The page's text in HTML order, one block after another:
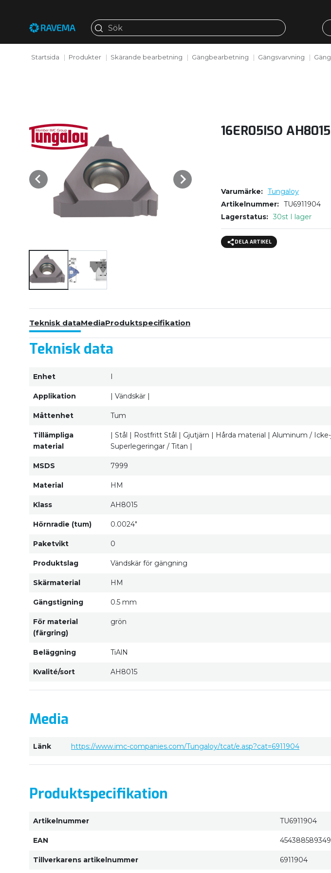
Startsida Produkter Skärande bearbetning Gängbearbetning Gängsvarvning
16ER05ISO AH8015
Varumärke
Tungaloy
Artikelnummer
TU6911904
Lagerstatus
30st I lager
DELA ARTIKEL
Teknisk dataMediaProduktspecifikation
Teknisk data
Enhet I
Applikation | Vändskär |
Måttenhet Tum
Tillämpliga
material
| Stål | Rostfritt Stål | Gjutjärn | Hårda material | Aluminum /
Superlegeringar / Titan |
MSDS 7999
Material HM
Klass AH8015
Hörnradie (tum) 0.0024"
Paketvikt 0
Produktslag Vändskär för gängning
Skärmaterial HM
Gängstigning 0.5 mm
För material
(färgring)
grön
Beläggning TiAlN
Kvalité/sort AH8015
Media
Länk https://www.imc-companies.com/Tungaloy/tcat/e.asp?cat=6911904
Produktspecifikation
Artikelnummer TU6911904
EAN
Tillverkarens artikelnummer 6911904